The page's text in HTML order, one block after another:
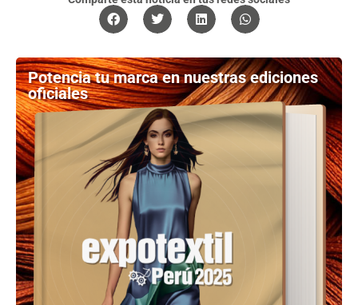
Potencia tu marca en nuestras ediciones
oficiales